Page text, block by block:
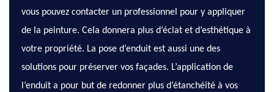
vous pouvez contacter un professionnel pour y appliquer
de la peinture. Cela donnera plus d’éclat et d’esthétique à
votre propriété. La pose d’enduit est aussi une des
solutions pour préserver vos façades. L’application de
l’enduit a pour but de redonner plus d’étanchéité à vos